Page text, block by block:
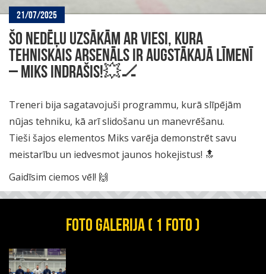
21/07/2025
ŠO NEDĒĻU UZSĀKĀM AR VIESI, KURA
TEHNISKAIS ARSENĀLS IR AUGSTĀKAJĀ LĪMENĪ
– MIKS INDRAŠIS!💥🏒
Treneri bija sagatavojuši programmu, kurā slīpējām
nūjas tehniku, kā arī slidošanu un manevrēšanu.
Tieši šajos elementos Miks varēja demonstrēt savu
meistarību un iedvesmot jaunos hokejistus! 🔝
Gaidīsim ciemos vēl! 🙌
FOTO GALERIJA ( 1 FOTO )